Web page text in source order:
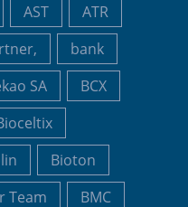
AST
ATR
bank
SA
BCX
Bioton
Team
BMC